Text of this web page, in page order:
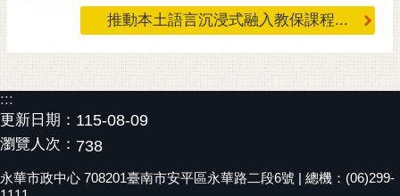
推動本土語言沉浸式融入教保課程...
:::
更新日期： 115-08-09
瀏覽人次： 738
永華市政中心 708201臺南市安平區永華路二段6號 | 總機：(06)299-